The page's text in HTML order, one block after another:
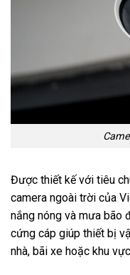
Được thiết kế với tiêu
camera ngoài trời của
nắng nóng và mưa bão
cứng cáp giúp thiết bị
nhà, bãi xe hoặc khu